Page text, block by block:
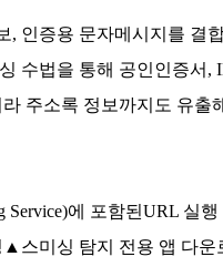
인증용 문자메시지를 결
수법을 통해 공인인증서,
주소록 정보까지도 유
에 포함된URL 실
스미싱 탐지 전용 앱 다운